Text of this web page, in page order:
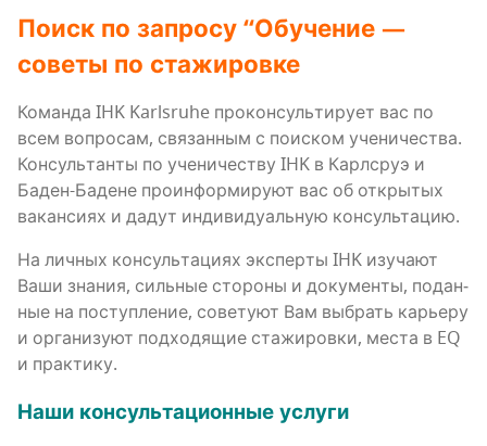
Поиск по запро­су “Обу­че­ние —
сове­ты по стажировке
Коман­да IHK Karlsruhe про­кон­суль­ти­ру­ет вас по
всем вопро­сам, свя­зан­ным с поис­ком ученичества.
Кон­суль­тан­ты по уче­ни­че­ству IHK в Карлсруэ и
Баден-Бадене про­ин­фор­ми­ру­ют вас об откры­тых
вакан­си­ях и дадут инди­ви­ду­аль­ную консультацию.
На лич­ных кон­суль­та­ци­ях экс­пер­ты IHK изу­ча­ют
Ваши зна­ния, силь­ные сто­ро­ны и доку­мен­ты, подан­
ные на поступ­ле­ние, сове­ту­ют Вам выбрать карье­ру
и орга­ни­зу­ют под­хо­дя­щие ста­жи­ров­ки, места в EQ
и практику.
Наши кон­суль­та­ци­он­ные услуги